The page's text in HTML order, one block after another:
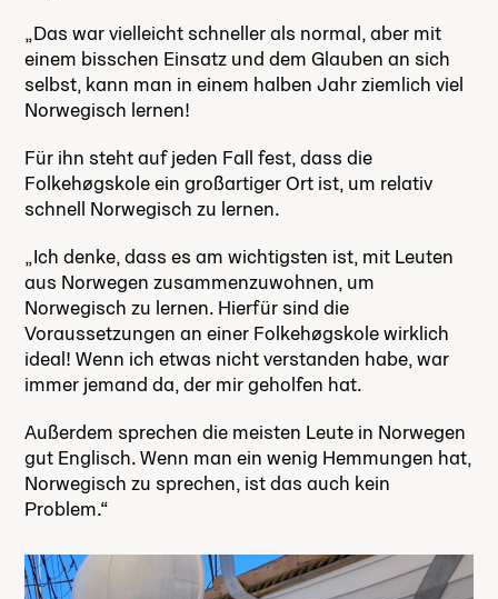
„Das war vielleicht schneller als normal, aber mit
einem bisschen Einsatz und dem Glauben an sich
selbst, kann man in einem halben Jahr ziemlich viel
Norwegisch lernen!
Für ihn steht auf jeden Fall fest, dass die
Folkehøgskole ein großartiger Ort ist, um relativ
schnell Norwegisch zu lernen.
„Ich denke, dass es am wichtigsten ist, mit Leuten
aus Norwegen zusammenzuwohnen, um
Norwegisch zu lernen. Hierfür sind die
Voraussetzungen an einer Folkehøgskole wirklich
ideal! Wenn ich etwas nicht verstanden habe, war
immer jemand da, der mir geholfen hat.
Außerdem sprechen die meisten Leute in Norwegen
gut Englisch. Wenn man ein wenig Hemmungen hat,
Norwegisch zu sprechen, ist das auch kein
Problem.“